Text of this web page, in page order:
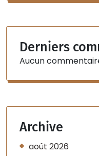
Derniers
Aucun
Archive
août 2026